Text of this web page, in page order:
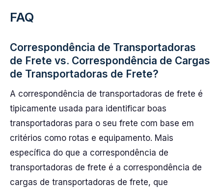
FAQ
Correspondência de Transportadoras
de Frete vs. Correspondência de Cargas
de Transportadoras de Frete?
A correspondência de transportadoras de frete é
tipicamente usada para identificar boas
transportadoras para o seu frete com base em
critérios como rotas e equipamento. Mais
específica do que a correspondência de
transportadoras de frete é a correspondência de
cargas de transportadoras de frete, que